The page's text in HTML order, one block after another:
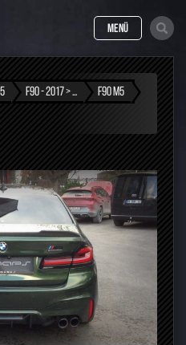
MENÜ
F90 - 2017 > ...
F90 M5